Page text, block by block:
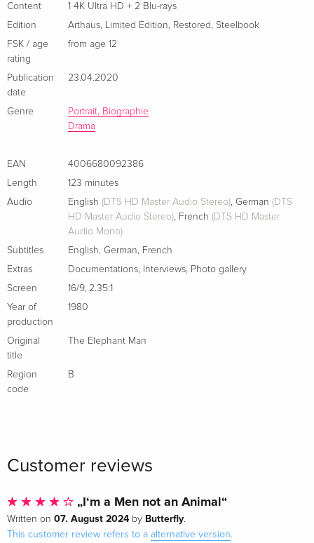
Standard edition
German
Arthaus, Limited Edition, Restored, Steelbook,
4K Ultra HD + 2 Blu-rays — (selected)
German
Version inédite, b/w, Restored
Edition, Restored, Steelbook, 4K Ultra HD + 2
Blu-rays
Standard edition
b/w, 4K Ultra HD + Blu-ray
Italian
Indimenticabili, b/w
Italian
4Kult, 4K Ultra HD + Blu-ray
einzuführen, ist dieser auch hier nicht sicher vor der
menschlichen Grausamkeit.
Content
1 4K Ultra HD + 2 Blu-rays
Edition
Arthaus, Limited Edition, Restored, Steelbook
FSK / age
rating
from age 12
Publication
date
23.04.2020
Genre
Portrait, Biographie
Drama
EAN
4006680092386
Length
123 minutes
Audio
English (DTS HD Master Audio Stereo), German (DTS
HD Master Audio Stereo), French (DTS HD Master
Audio Mono)
Subtitles
English, German, French
Extras
Documentations, Interviews, Photo gallery
Screen
16/9, 2.35:1
Year of
production
1980
Original
title
The Elephant Man
Region
code
B
Customer reviews
„I‘m a Men not an Animal“
Written on 07. August 2024 by Butterfly.
This customer review refers to a alternative version.